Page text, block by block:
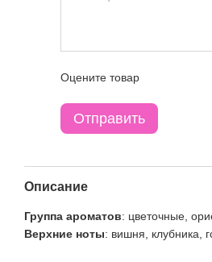
Оцените товар
Отправить
Описание
Группа ароматов: цветочные,
Верхние ноты: вишня, клубника,